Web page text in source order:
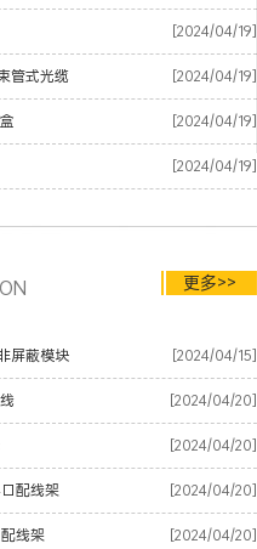
[2024/04/19]
管式光缆 [2024/04/19]
[2024/04/19]
[2024/04/19]
更多>>
屏蔽模块 [2024/04/15]
[2024/04/20]
[2024/04/20]
配线架 [2024/04/20]
线架 [2024/04/20]